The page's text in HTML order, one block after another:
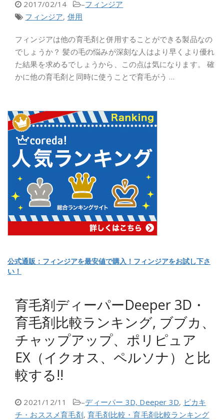
2017/02/14 –フィンジア
フィンジア, 併用
フィンジアは他の育毛剤と併用することができる製品なの
でしょうか？ 髪の毛の悩みが深刻な人はより早くより優れ
た結果を求めるでしょうから、この点は気になります。 確
かに他の育毛剤と同時に使うことで育毛がう …
公式通販：フィンジアを最安値で購入！フィンジアをお試し下さ
い！
育毛剤ディーパーDeeper 3D・
育毛剤比較ランキング, ブブカ、
チャップアップ、ポリピュア
EX（イクオス、ペルソナ）と比
較する!!
2021/12/11 –ディーパー 3D, Deeper 3D, ピカキ
チ・おススメ育毛剤,育毛剤比較・育毛剤比較ランキング